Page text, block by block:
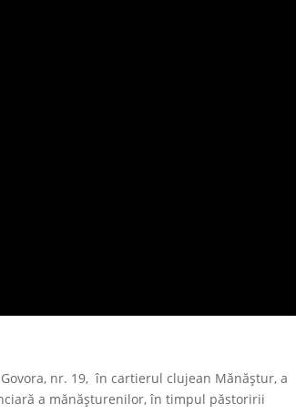
nr. 19, în cartierul clujean Mănăștur, a
a mănăşturenilor, în timpul păstoririi